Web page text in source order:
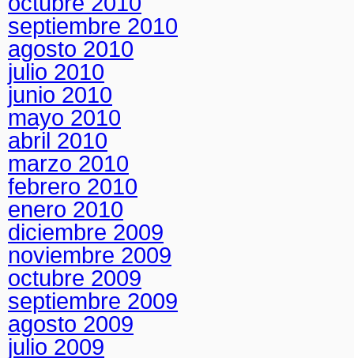
septiembre 2010
agosto 2010
julio 2010
junio 2010
mayo 2010
abril 2010
marzo 2010
febrero 2010
enero 2010
diciembre 2009
noviembre 2009
octubre 2009
septiembre 2009
agosto 2009
julio 2009